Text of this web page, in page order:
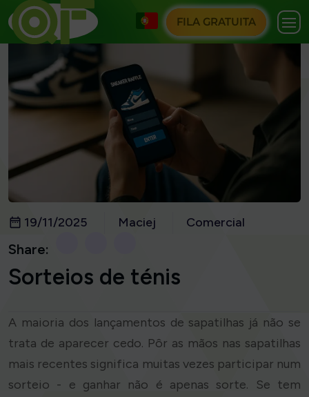
FILA GRATUITA
19/11/2025 Maciej Comercial
Share:
Sorteios de ténis
A maioria dos lançamentos de sapatilhas já não se
trata de aparecer cedo. Pôr as mãos nas sapatilhas
mais recentes significa muitas vezes participar num
sorteio - e ganhar não é apenas sorte. Se tem